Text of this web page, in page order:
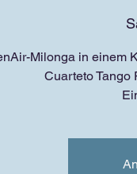
Milonga in einem
Cuarteto Tango